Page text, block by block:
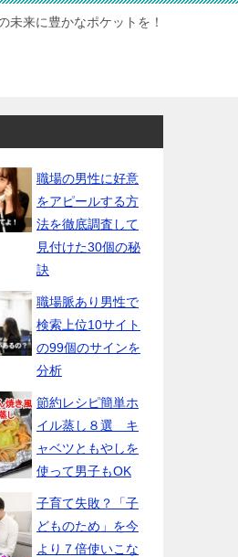
未来に豊かなポケットを！
職場の男性に好意
をアピールする方
法を徹底調査して
見付けた30個の秘
訣
職場脈あり男性で
検索上位10サイト
の99個のサインを
分析
節約レシピ簡単ホ
イル蒸し８選 キ
ャベツともやしを
使って男子もOK
子育て失敗？「子
どものため」を今
より７倍使いこな